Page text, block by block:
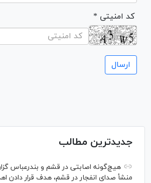
* کد امنیتی
جدیدترین مطالب
هیچ‌گونه اصابتی در قشم و بندرعباس
منشأ صدای انفجار در قشم، هدف قرار دادن